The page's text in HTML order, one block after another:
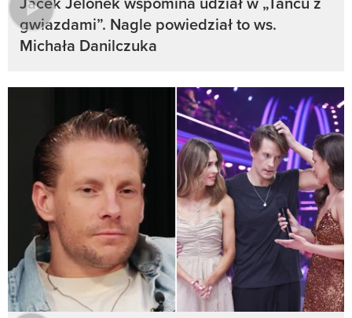
gwiazdami”. Nagle powiedział to ws.
Michała Danilczuka